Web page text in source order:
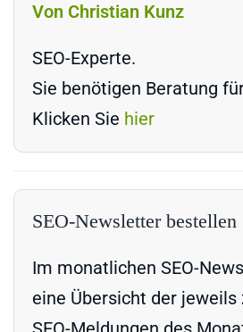
Von Christian Kunz
SEO-Experte.
Sie benötigen Beratung
Klicken Sie hier
SEO-Newsletter bestellen
Im monatlichen SEO-
eine Übersicht der